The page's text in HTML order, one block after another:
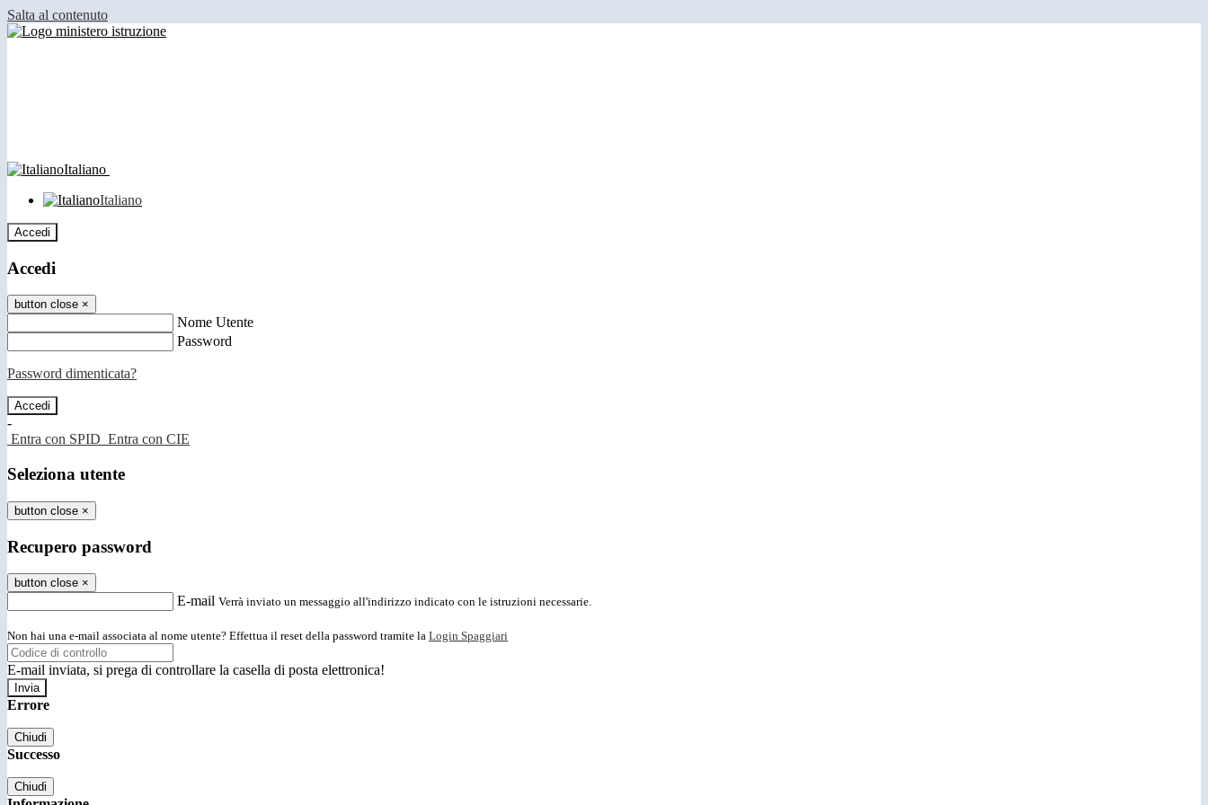
Salta al contenuto
Italiano
Italiano
Accedi
Accedi
button close ×
Nome Utente
Password
Password dimenticata?
-
Entra con SPID Entra con CIE
Seleziona utente
button close ×
Recupero password
button close ×
E-mail Verrà inviato un messaggio all'indirizzo indicato con le istruzioni necessarie.
Non hai una e-mail associata al nome utente? Effettua il reset della password tramite la Login Spaggiari
E-mail inviata, si prega di controllare la casella di posta elettronica!
Errore
Chiudi
Successo
Chiudi